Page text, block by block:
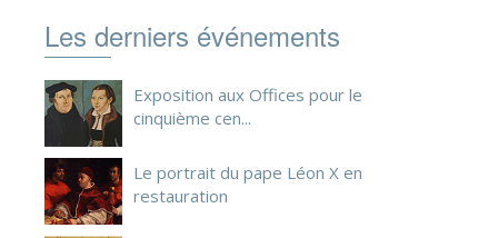
Les derniers événements
Exposition aux Offices pour le
cinquième cen...
Le portrait du pape Léon X en
restauration